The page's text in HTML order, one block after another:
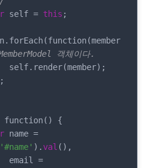
self = this ;
객체이다.
'#name' ). val (),